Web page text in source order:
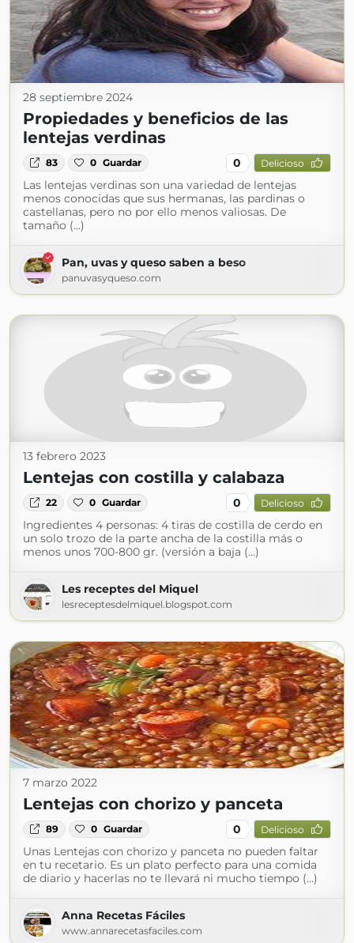
28 septiembre 2024
Propiedades y beneficios de las
lentejas verdinas
83 0 Guardar 0 Delicioso
Las lentejas verdinas son una variedad de lentejas
menos conocidas que sus hermanas, las pardinas o
castellanas, pero no por ello menos valiosas. De
tamaño (...)
Pan, uvas y queso saben a beso
panuvasyqueso.com
13 febrero 2023
Lentejas con costilla y calabaza
22 0 Guardar 0 Delicioso
Ingredientes 4 personas: 4 tiras de costilla de cerdo en
un solo trozo de la parte ancha de la costilla más o
menos unos 700-800 gr. (versión a baja (...)
Les receptes del Miquel
lesreceptesdelmiquel.blogspot.com
7 marzo 2022
Lentejas con chorizo y panceta
89 0 Guardar 0 Delicioso
Unas Lentejas con chorizo y panceta no pueden faltar
en tu recetario. Es un plato perfecto para una comida
de diario y hacerlas no te llevará ni mucho tiempo (...)
Anna Recetas Fáciles
www.annarecetasfaciles.com